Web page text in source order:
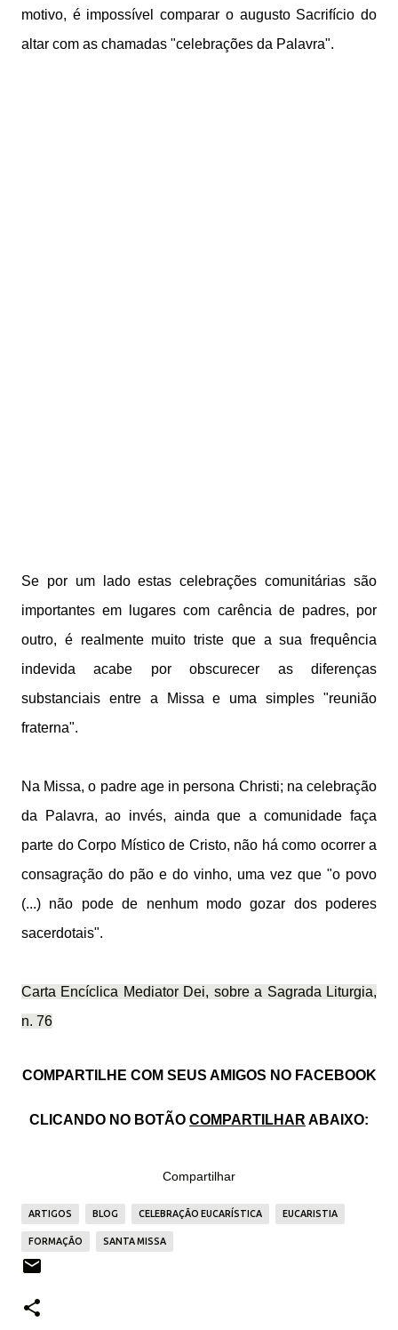
motivo, é impossível comparar o augusto Sacrifício do
altar com as chamadas "celebrações da Palavra".
Se por um lado estas celebrações comunitárias são
importantes em lugares com carência de padres, por
outro, é realmente muito triste que a sua frequência
indevida acabe por obscurecer as diferenças
substanciais entre a Missa e uma simples "reunião
fraterna".
Na Missa, o padre age in persona Christi; na celebração
da Palavra, ao invés, ainda que a comunidade faça
parte do Corpo Místico de Cristo, não há como ocorrer a
consagração do pão e do vinho, uma vez que "o povo
(...) não pode de nenhum modo gozar dos poderes
sacerdotais".
Carta Encíclica Mediator Dei, sobre a Sagrada Liturgia,
n. 76
COMPARTILHE COM SEUS AMIGOS NO FACEBOOK
CLICANDO NO BOTÃO COMPARTILHAR ABAIXO:
Compartilhar
ARTIGOS BLOG CELEBRAÇÃO EUCARÍSTICA EUCARISTIA
FORMAÇÃO SANTA MISSA